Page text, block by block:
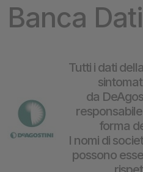
Banca
Tutti i dati
da
forma
I nomi di
possono